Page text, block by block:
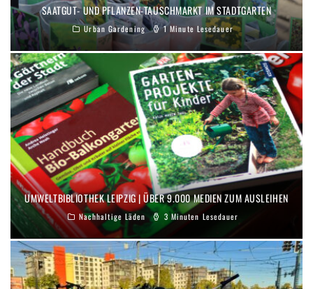
SAATGUT- UND PFLANZEN-TAUSCHMARKT IM STADTGARTEN
Urban Gardening 1 Minute Lesedauer
UMWELTBIBLIOTHEK LEIPZIG | ÜBER 9.000 MEDIEN ZUM AUSLEIHEN
Nachhaltige Läden 3 Minuten Lesedauer